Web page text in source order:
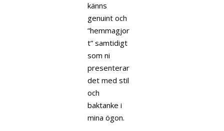
känns
genuint och
”hemmagjor
t” samtidigt
som ni
presenterar
det med stil
och
baktanke i
mina ögon.